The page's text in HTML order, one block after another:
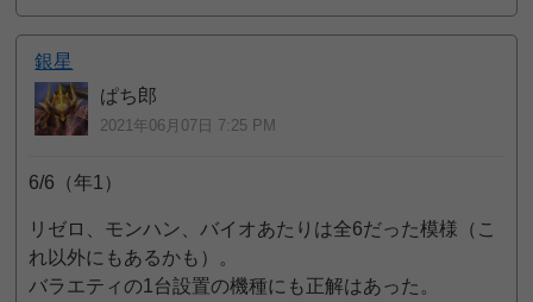
銀星
ぱち郎
2021年06月07日 7:25 PM
6/6（年1）
リゼロ、モンハン、バイオあたりは全6だった模様（こ
れ以外にもあるかも）。
バラエティの1台設置の機種にも正解はあった。